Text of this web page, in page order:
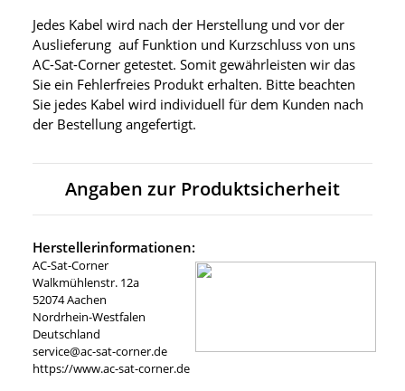
Jedes Kabel wird nach der Herstellung und vor der
Auslieferung auf Funktion und Kurzschluss von uns
AC-Sat-Corner getestet. Somit gewährleisten wir das
Sie ein Fehlerfreies Produkt erhalten. Bitte beachten
Sie jedes Kabel wird individuell für dem Kunden nach
der Bestellung angefertigt.
Angaben zur Produktsicherheit
Herstellerinformationen:
AC-Sat-Corner
Walkmühlenstr. 12a
52074 Aachen
Nordrhein-Westfalen
Deutschland
service@ac-sat-corner.de
https://www.ac-sat-corner.de